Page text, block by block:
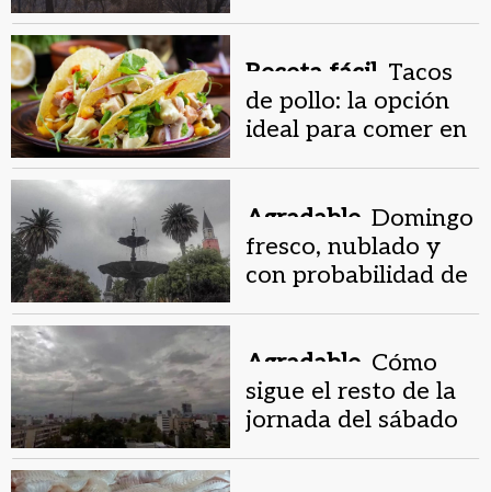
Receta fácil. Tacos
de pollo: la opción
ideal para comer en
Agradable. Domingo
fresco, nublado y
con probabilidad de
Agradable. Cómo
sigue el resto de la
jornada del sábado